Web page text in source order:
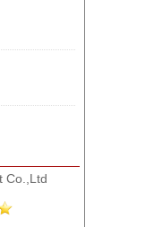
Co.,Ltd